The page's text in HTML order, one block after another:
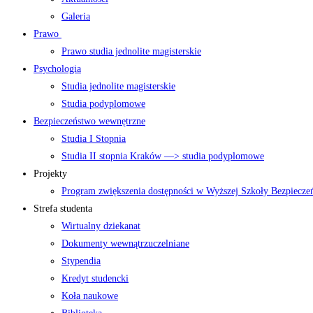
Galeria
Prawo
Prawo studia jednolite magisterskie
Psychologia
Studia jednolite magisterskie
Studia podyplomowe
Bezpieczeństwo wewnętrzne
Studia I Stopnia
Studia II stopnia Kraków —> studia podyplomowe
Projekty
Program zwiększenia dostępności w Wyższej Szkoły
Strefa studenta
Wirtualny dziekanat
Dokumenty wewnątrzuczelniane
Stypendia
Kredyt studencki
Koła naukowe